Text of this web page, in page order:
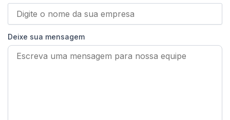
Deixe sua mensagem